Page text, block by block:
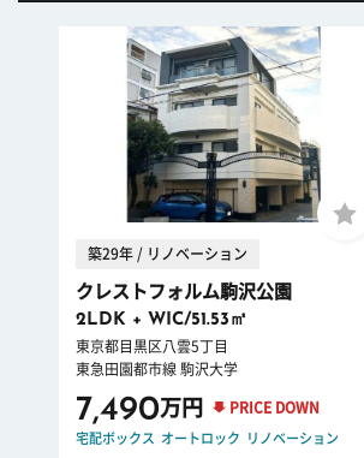
築29年 / リノベーション
クレストフォルム駒沢公園
2LDK + WIC/51.53㎡
東京都目黒区八雲5丁目
東急田園都市線 駒沢大学
7,490万円 PRICE DOWN
宅配ボックス オートロック リノベーション